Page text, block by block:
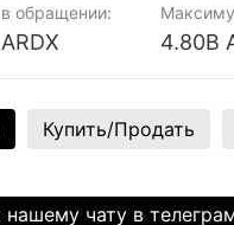
в обращении:
4.80B
Купить/Продать
чату в